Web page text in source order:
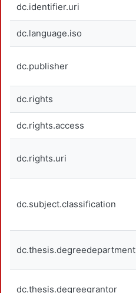
dc.identifier.uri
dc.language.iso
dc.publisher
dc.rights
dc.rights.access
dc.rights.uri
dc.subject.classification
dc.thesis.degreedepartment
dc.thesis.degreegrantor